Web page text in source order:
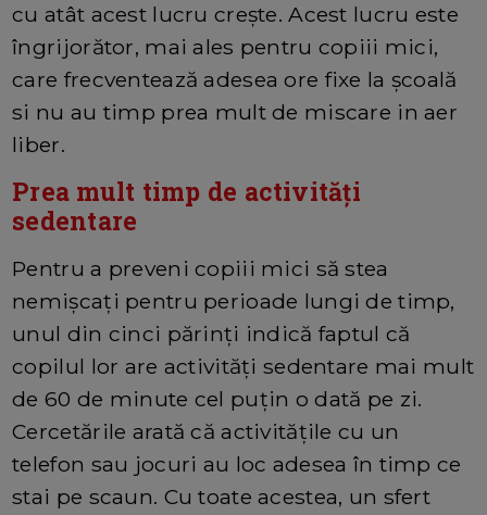
cu atât acest lucru crește. Acest lucru este
îngrijorător, mai ales pentru copiii mici,
care frecventează adesea ore fixe la școală
si nu au timp prea mult de miscare in aer
liber.
Prea mult timp de activități
sedentare
Pentru a preveni copiii mici să stea
nemișcați pentru perioade lungi de timp,
unul din cinci părinți indică faptul că
copilul lor are activități sedentare mai mult
de 60 de minute cel puțin o dată pe zi.
Cercetările arată că activitățile cu un
telefon sau jocuri au loc adesea în timp ce
stai pe scaun. Cu toate acestea, un sfert